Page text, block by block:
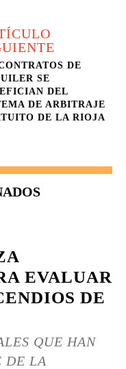
DE
SE
DEL
DE ARBITRAJE
DE LA RIOJA
EVALUAR
DE
QUE HAN
DE LA